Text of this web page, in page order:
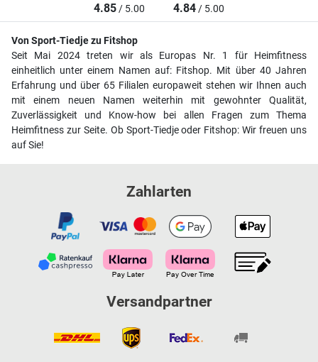
4.85/ 5.00 4.84/ 5.00
Von Sport-Tiedje zu Fitshop
Seit Mai 2024 treten wir als Europas Nr. 1 für Heimfitness
einheitlich unter einem Namen auf: Fitshop. Mit über 40 Jahren
Erfahrung und über 65 Filialen europaweit stehen wir Ihnen auch
mit einem neuen Namen weiterhin mit gewohnter Qualität,
Zuverlässigkeit und Know-how bei allen Fragen zum Thema
Heimfitness zur Seite. Ob Sport-Tiedje oder Fitshop: Wir freuen uns
auf Sie!
Zahlarten
Versandpartner